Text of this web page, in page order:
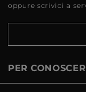
oppure scrivici a
PER